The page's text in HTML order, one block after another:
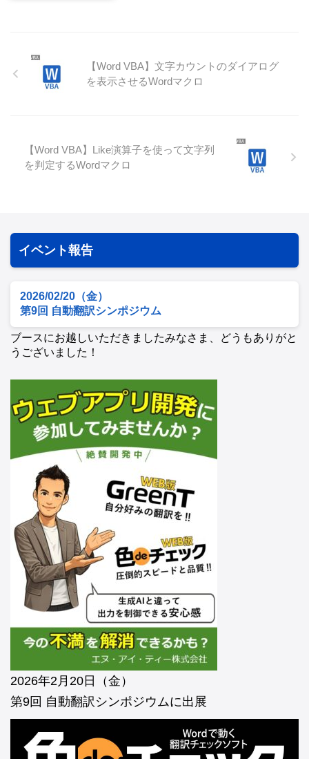
【Word VBA】文字カウントのダイアログ
を表示させるWordマクロ
【Word VBA】Like演算子を使って文字列
を判定するWordマクロ
イベント報告
2026/02/20（金）
第9回 自動翻訳シンポジウム
ブースにお越しいただきましたみなさま、どうもありがと
うございました！
2026年2月20日（金）
第9回 自動翻訳シンポジウムに出展